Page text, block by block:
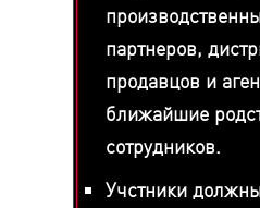
партнеров,
продавцов и
ближайшие
сотрудников.
Учстники